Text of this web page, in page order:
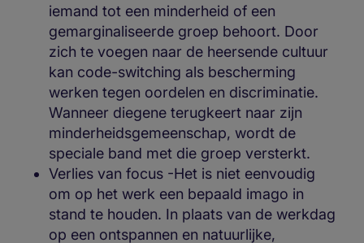
iemand tot een minderheid of een
gemarginaliseerde groep behoort. Door
zich te voegen naar de heersende cultuur
kan code-switching als bescherming
werken tegen oordelen en discriminatie.
Wanneer diegene terugkeert naar zijn
minderheidsgemeenschap, wordt de
speciale band met die groep versterkt.
Verlies van focus -Het is niet eenvoudig
om op het werk een bepaald imago in
stand te houden. In plaats van de werkdag
op een ontspannen en natuurlijke,